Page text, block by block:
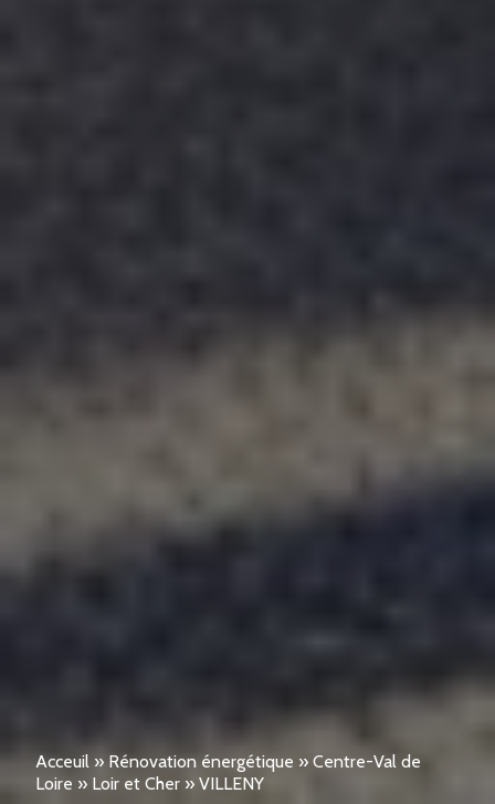
Acceuil » Rénovation énergétique » Centre-Val de
Loire » Loir et Cher » VILLENY